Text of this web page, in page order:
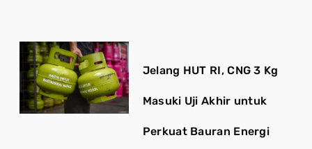
Jelang HUT RI, CNG 3 Kg
Masuki Uji Akhir untuk
Perkuat Bauran Energi